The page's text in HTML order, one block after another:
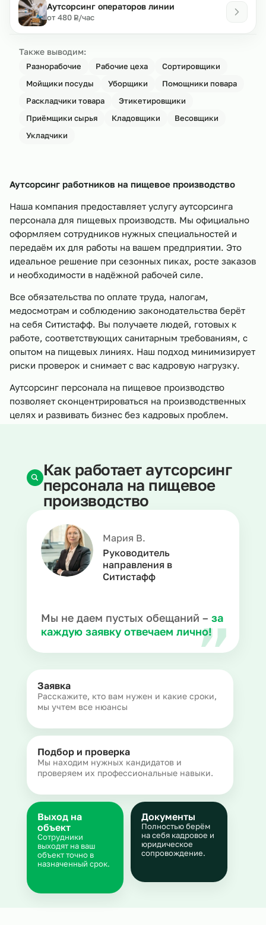
Аутсорсинг операторов линии
от 480 ₽
Р/час
Также выводим:
Разнорабочие Рабочие цеха
Сортировщики
Мойщики посуды
Уборщики
Помощники повара
Раскладчики товара
Этикетировщики
Приёмщики сырья
Кладовщики
Весовщики
Укладчики
Аутсорсинг работников на пищевое производство
Наша компания предоставляет услугу аутсорсинга
персонала для пищевых производств. Мы официально
оформляем сотрудников нужных специальностей и
передаём их для работы на вашем предприятии. Это
идеальное решение при сезонных пиках, росте заказов
и необходимости в надёжной рабочей силе.
Все обязательства по оплате труда, налогам,
медосмотрам и соблюдению законодательства берёт
на себя Ситистафф. Вы получаете людей, готовых к
работе, соответствующих санитарным требованиям, с
опытом на пищевых линиях. Наш подход минимизирует
риски проверок и снимает с вас кадровую нагрузку.
Аутсорсинг персонала на пищевое производство
позволяет сконцентрироваться на производственных
целях и развивать бизнес без кадровых проблем.
Мария В.
Руководитель
направления в
Ситистафф
Мы не даем пустых обещаний – за
каждую заявку отвечаем лично!
Как работает аутсорсинг
персонала на пищевое
производство
Заявка
Расскажите, кто вам нужен и какие сроки,
мы учтем все нюансы
Подбор и проверка
Мы находим нужных кандидатов и
проверяем их профессиональные навыки.
Документы
Полностью берём
на себя кадровое и
юридическое
сопровождение.
Выход на
объект
Сотрудники
выходят на ваш
объект точно в
назначенный срок.